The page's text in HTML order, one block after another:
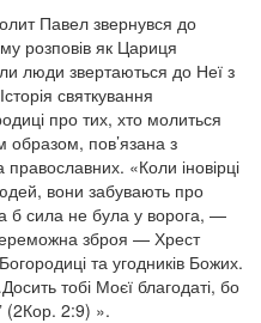
Павел звернувся до
розповів як Цариця
люди звертаються до Неї з
святкування
про тих, хто молиться
образом, пов’язана з
православних. «Коли іновірці
вони забувають про
б сила не була у ворога, —
зброя — Хрест
та угодників Божих.
тобі Моєї благодаті, бо
(2Кор. 2:9) ».